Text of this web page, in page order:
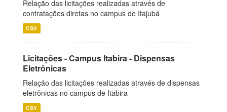
Relação das licitações realizadas através de
contratações diretas no campus de Itajubá
CSV
Licitações - Campus Itabira - Dispensas
Eletrônicas
Relação das licitações realizadas através de dispensas
eletrônicas no campus de Itabira
CSV